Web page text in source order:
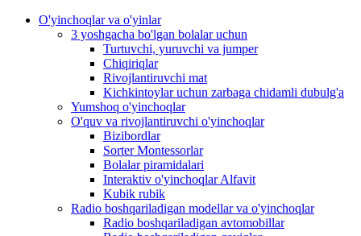
O'yinchoqlar va o'yinlar
3 yoshgacha bo'lgan bolalar uchun
Turtuvchi, yuruvchi va jumper
Chiqiriqlar
Rivojlantiruvchi mat
Kichkintoylar uchun zarbaga chidamli dubulg'a
Yumshoq o'yinchoqlar
O'quv va rivojlantiruvchi o'yinchoqlar
Bizibordlar
Sorter Montessorlar
Bolalar piramidalari
Interaktiv o'yinchoqlar Alfavit
Kubik rubik
Radio boshqariladigan modellar va o'yinchoqlar
Radio boshqariladigan avtomobillar